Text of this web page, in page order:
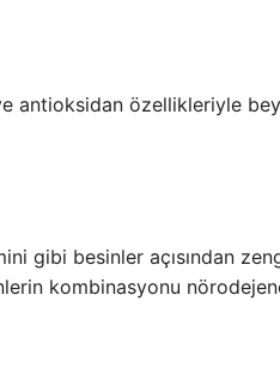
antioksidan özellikleriyle
gibi besinler açısından
kombinasyonu